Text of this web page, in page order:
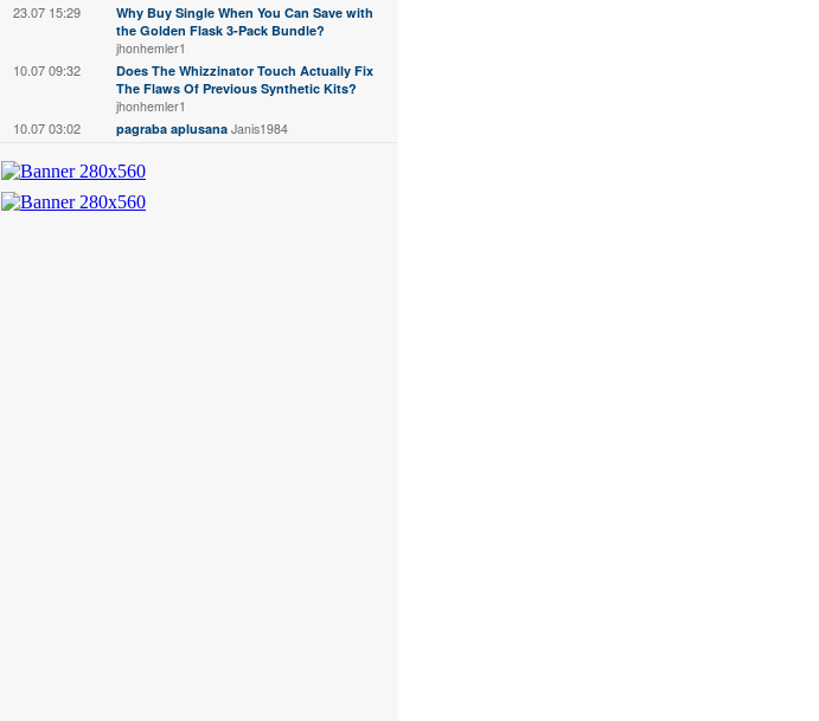
23.07 15:29
Why Buy Single When You Can Save with
the Golden Flask 3-Pack Bundle?
jhonhemler1
10.07 09:32
Does The Whizzinator Touch Actually Fix
The Flaws Of Previous Synthetic Kits?
jhonhemler1
10.07 03:02 pagraba aplusana Janis1984